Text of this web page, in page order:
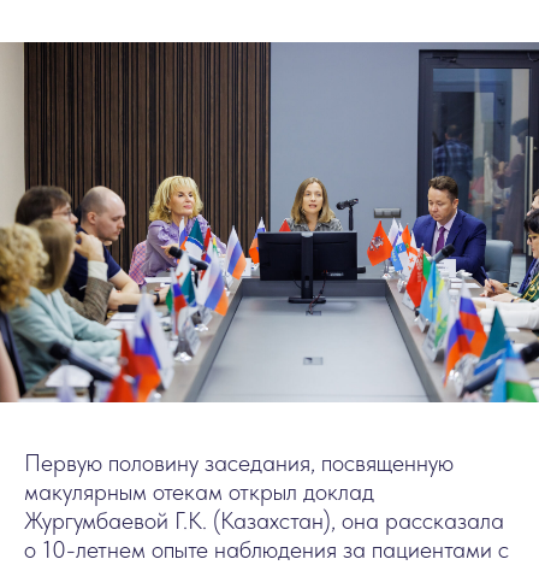
Первую половину заседания, посвященную
макулярным отекам открыл доклад
Жургумбаевой Г.К. (Казахстан), она рассказала
о 10-летнем опыте наблюдения за пациентами с